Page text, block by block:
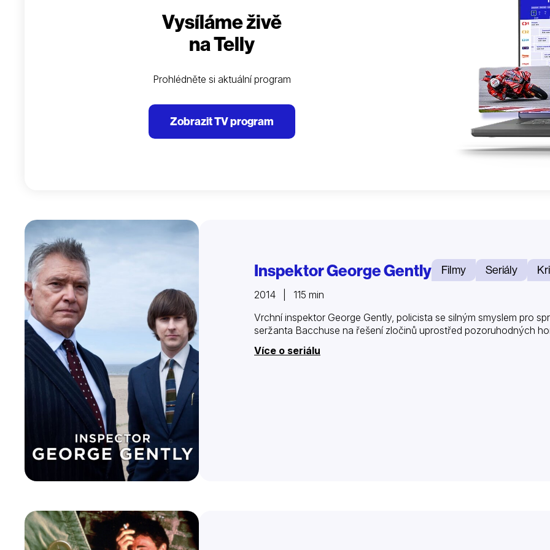
Vysíláme živě
na Telly
Prohlédněte si aktuální program
Zobrazit TV program
Inspektor George Gently Filmy Seriály
2014 | 115 min
Vrchní inspektor George Gently, policista se silným smyslem pro
seržanta Bacchuse na řešení zločinů uprostřed pozoruhodných
Více o seriálu